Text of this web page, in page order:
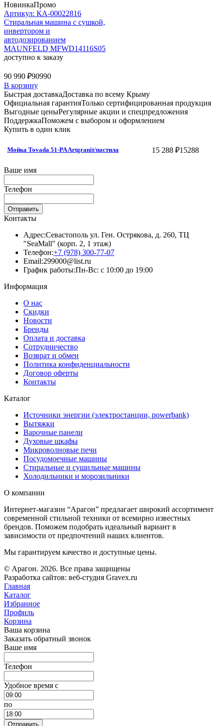
НовинкаПромо
Артикул: КА-00022816
Стиральная машина c сушкой,
инвертором и
автодозированием
MAUNFELD MFWD14116S05
доступно к заказу
90 990 ₽90990
В корзину
Быстрая доставкаДоставка по всему Крыму
Официальная гарантияТолько сертифицированная продукция
Выгодные ценыРегулярные акции и спецпредложения
ПоддержкаПоможем с выбором и оформлением
Купить в один клик
Мойка Tovada 51-PA Artgranit/пастила 15 288 ₽15288
Ваше имя
Телефон
Отправить
Контакты
Адрес:Севастополь ул. Ген. Острякова, д. 260, ТЦ
"SeaMall" (корп. 2, 1 этаж)
Телефон:+7 (978) 300-77-07
Email:299000@list.ru
График работы:Пн-Вс: с 10:00 до 19:00
Информация
О нас
Скидки
Новости
Бренды
Оплата и доставка
Сотрудничество
Возврат и обмен
Политика конфиденциальности
Договор оферты
Контакты
Каталог
Источники энергии (электростанции, powerbank)
Вытяжки
Варочные панели
Духовые шкафы
Микроволновые печи
Посудомоечные машины
Стиральные и сушильные машины
Холодильники и морозильники
О компании
Интернет-магазин “Арагон” предлагает широкий ассортимент
современной стильной техники от всемирно известных
брендов. Поможем подобрать идеальный вариант в
зависимости от предпочтений наших клиентов.
Мы гарантируем качество и доступные цены.
© Арагон. 2026. Все права защищены
Разработка сайтов: веб-студия Gravex.ru
Главная
Каталог
Избранное
Профиль
Корзина
Ваша корзина
Заказать обратный звонок
Ваше имя
Телефон
Удобное время c
по
Отправить